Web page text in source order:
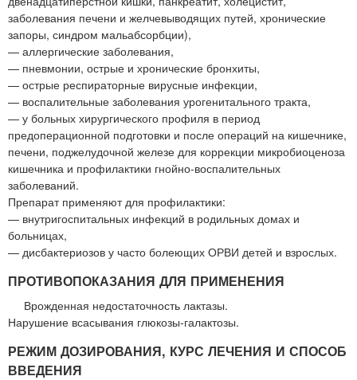
заболевания печени и желчевыводящих путей, хронические
запоры, синдром мальабсорбции),
— аллергические заболевания,
— пневмонии, острые и хронические бронхиты,
— острые респираторные вирусные инфекции,
— воспалительные заболевания урогенитального тракта,
— у больных хирургического профиля в период
предоперационной подготовки и после операций на кишечнике,
печени, поджелудочной железе для коррекции микробиоценоза
кишечника и профилактики гнойно-воспалительных
заболеваний.
Препарат применяют для профилактики:
— внутригоспитальных инфекций в родильных домах и
больницах,
— дисбактериозов у часто болеющих ОРВИ детей и взрослых.
ПРОТИВОПОКАЗАНИЯ ДЛЯ ПРИМЕНЕНИЯ
Врожденная недостаточность лактазы.
Нарушение всасывания глюкозы-галактозы.
РЕЖИМ ДОЗИРОВАНИЯ, КУРС ЛЕЧЕНИЯ И СПОСОБ
ВВЕДЕНИЯ